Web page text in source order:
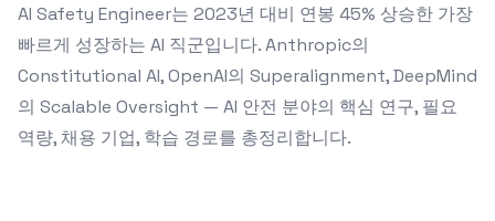
AI Safety Engineer는 2023년 대비 연봉 45% 상승한 가장
빠르게 성장하는 AI 직군입니다. Anthropic의
Constitutional AI, OpenAI의 Superalignment, DeepMind
의 Scalable Oversight — AI 안전 분야의 핵심 연구, 필요
역량, 채용 기업, 학습 경로를 총정리합니다.